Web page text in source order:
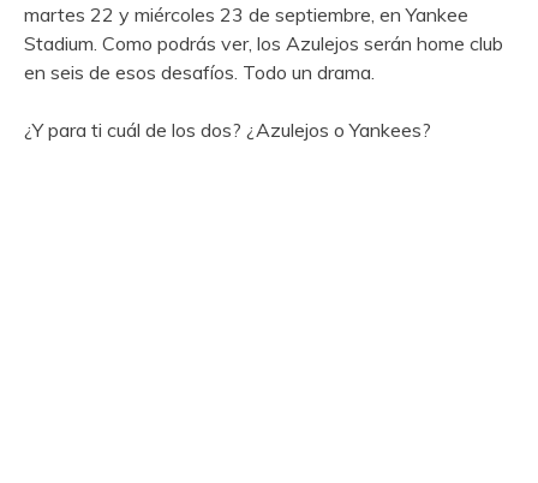
martes 22 y miércoles 23 de septiembre, en Yankee
Stadium. Como podrás ver, los Azulejos serán home club
en seis de esos desafíos. Todo un drama.
¿Y para ti cuál de los dos? ¿Azulejos o Yankees?